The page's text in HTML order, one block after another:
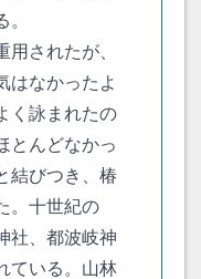
されたが、
はなかったよ
く詠まれたの
とんどなかっ
結びつき、椿
。十世紀の
社、都波岐神
ている。山林